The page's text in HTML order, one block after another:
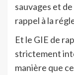
sauvages et
rappel à la
Et le GIE de
strictement
manière que